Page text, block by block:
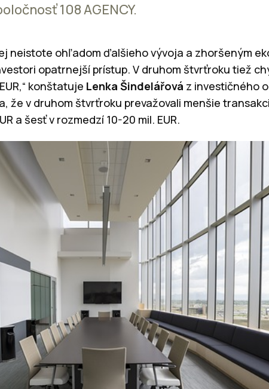
108 AGENCY.
neistote ohľadom ďalšieho vývoja a zhoršeným
opatrnejší prístup. V druhom štvrťroku tiež
konštatuje Lenka Šindelářová z investičného
že v druhom štvrťroku prevažovali menšie
a šesť v rozmedzí 10-20 mil. EUR.